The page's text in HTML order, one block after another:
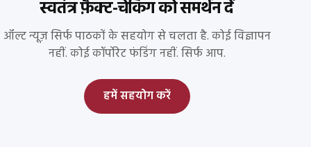
स्वतंत्र फ़ैक्ट-चेकिंग को समर्थन दें
ऑल्ट न्यूज़ सिर्फ पाठकों के सहयोग से चलता है. कोई विज्ञापन
नहीं. कोई कॉर्पोरेट फंडिंग नहीं. सिर्फ आप.
हमें सहयोग करें